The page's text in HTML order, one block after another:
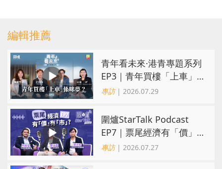
編輯推薦
青年看未來·港青專題系列
EP3｜青年買樓「上車」
係咪夢？ 觀念改變居住選
專訪| 2026.07.29
圍爐StarTalk Podcast
EP7｜票尾經濟有「價」
有「市」？「短期流量」
專訪| 2026.07.27